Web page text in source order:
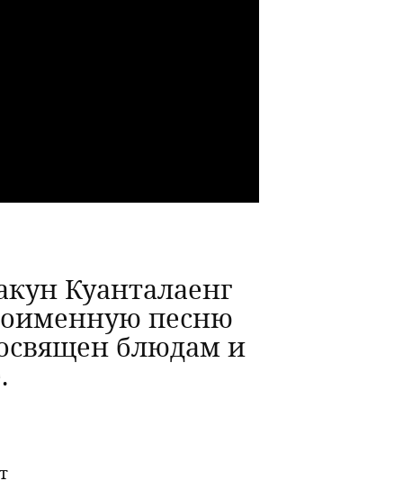
Куанталаенг
песню
блюдам и